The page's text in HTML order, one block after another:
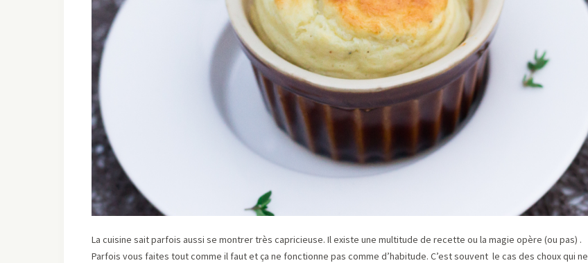
La cuisine sait parfois aussi se montrer très capricieuse. Il existe une multitude de recette ou la magie opère (ou pas) .
Parfois vous faites tout comme il faut et ça ne fonctionne pas comme d’habitude. C’est souvent le cas des choux qui ne